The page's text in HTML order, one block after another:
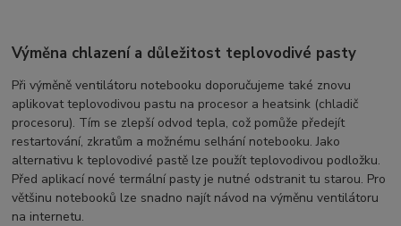
Výměna chlazení a důležitost teplovodivé pasty
Při výměně ventilátoru notebooku doporučujeme také znovu
aplikovat teplovodivou pastu na procesor a heatsink (chladič
procesoru). Tím se zlepší odvod tepla, což pomůže předejít
restartování, zkratům a možnému selhání notebooku. Jako
alternativu k teplovodivé pastě lze použít teplovodivou podložku.
Před aplikací nové termální pasty je nutné odstranit tu starou. Pro
většinu notebooků lze snadno najít návod na výměnu ventilátoru
na internetu.